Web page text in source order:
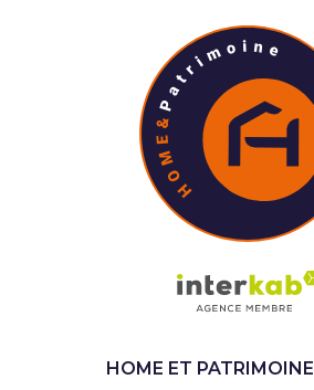
HOME ET PATRIMOINE